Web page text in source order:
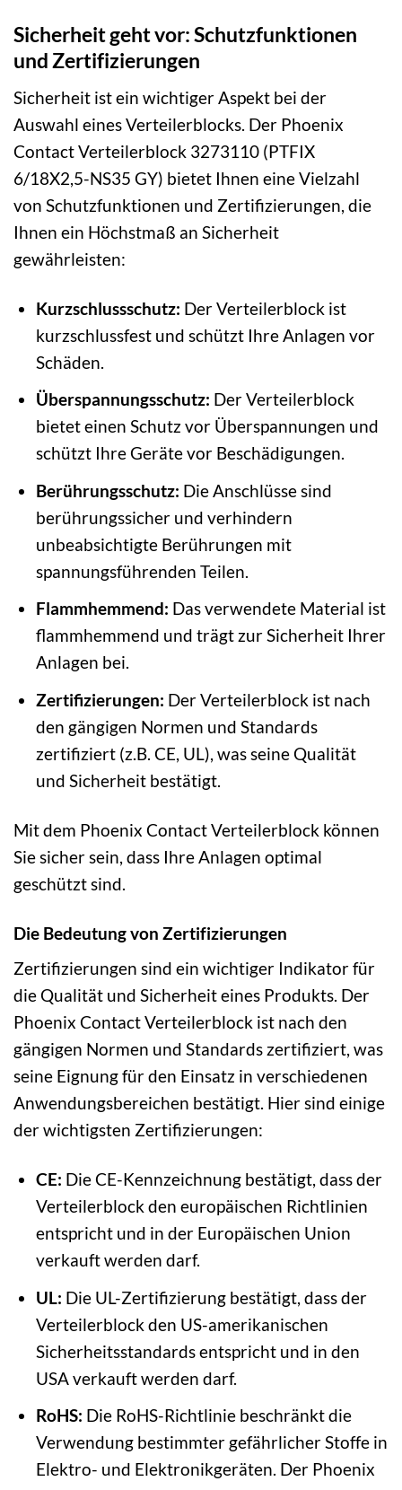
Sicherheit geht vor: Schutzfunktionen
und Zertifizierungen
Sicherheit ist ein wichtiger Aspekt bei der
Auswahl eines Verteilerblocks. Der Phoenix
Contact Verteilerblock 3273110 (PTFIX
6/18X2,5-NS35 GY) bietet Ihnen eine Vielzahl
von Schutzfunktionen und Zertifizierungen, die
Ihnen ein Höchstmaß an Sicherheit
gewährleisten:
Kurzschlussschutz: Der Verteilerblock ist
kurzschlussfest und schützt Ihre Anlagen vor
Schäden.
Überspannungsschutz: Der Verteilerblock
bietet einen Schutz vor Überspannungen und
schützt Ihre Geräte vor Beschädigungen.
Berührungsschutz: Die Anschlüsse sind
berührungssicher und verhindern
unbeabsichtigte Berührungen mit
spannungsführenden Teilen.
Flammhemmend: Das verwendete Material ist
flammhemmend und trägt zur Sicherheit Ihrer
Anlagen bei.
Zertifizierungen: Der Verteilerblock ist nach
den gängigen Normen und Standards
zertifiziert (z.B. CE, UL), was seine Qualität
und Sicherheit bestätigt.
Mit dem Phoenix Contact Verteilerblock können
Sie sicher sein, dass Ihre Anlagen optimal
geschützt sind.
Die Bedeutung von Zertifizierungen
Zertifizierungen sind ein wichtiger Indikator für
die Qualität und Sicherheit eines Produkts. Der
Phoenix Contact Verteilerblock ist nach den
gängigen Normen und Standards zertifiziert, was
seine Eignung für den Einsatz in verschiedenen
Anwendungsbereichen bestätigt. Hier sind einige
der wichtigsten Zertifizierungen:
CE: Die CE-Kennzeichnung bestätigt, dass der
Verteilerblock den europäischen Richtlinien
entspricht und in der Europäischen Union
verkauft werden darf.
UL: Die UL-Zertifizierung bestätigt, dass der
Verteilerblock den US-amerikanischen
Sicherheitsstandards entspricht und in den
USA verkauft werden darf.
RoHS: Die RoHS-Richtlinie beschränkt die
Verwendung bestimmter gefährlicher Stoffe in
Elektro- und Elektronikgeräten. Der Phoenix